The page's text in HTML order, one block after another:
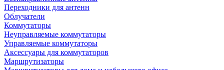
Переходники для антенн
Облучатели
Коммутаторы
Неуправляемые коммутаторы
Управляемые коммутаторы
Аксессуары для коммутаторов
Маршрутизаторы